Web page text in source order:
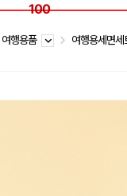
100
여행용품 여행용세면